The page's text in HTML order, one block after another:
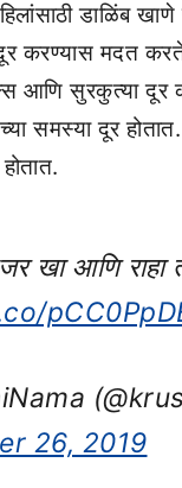
डाळिंब
करण्यास मदत
आणि सुरकुत्या दूर
समस्या दूर
खा आणि राहा
26, 2019